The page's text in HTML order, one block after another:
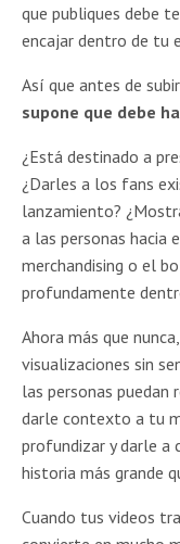
que publiques debe
encajar dentro de tu
Así que antes de
supone que debe
¿Está destinado a
¿Darles a los fans
lanzamiento?
a las personas hacia
merchandising o el
profundamente
Ahora más que
visualizaciones sin
las personas puedan
darle contexto a tu
profundizar y darle a
historia más grande
Cuando tus videos